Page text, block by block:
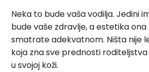
Neka to bude vaša vodilja. Jedini
bude vaše zdravlje, a estetika ona
smatrate adekvatnom. Ništa nije
koja zna sve prednosti
u svojoj koži.